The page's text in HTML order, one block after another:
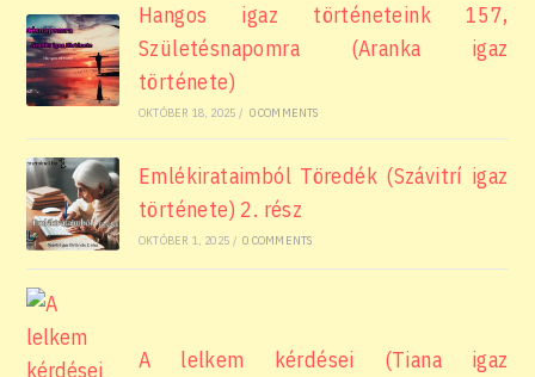
Hangos igaz történeteink 157,
Születésnapomra (Aranka igaz
története)
OKTÓBER 18, 2025 / 0 COMMENTS
Emlékirataimból Töredék (Szávitrí igaz
története) 2. rész
OKTÓBER 1, 2025 / 0 COMMENTS
A lelkem kérdései (Tiana igaz